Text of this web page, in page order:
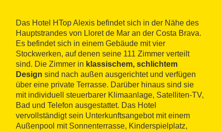
Das Hotel HTop Alexis befindet sich in der Nähe des
Hauptstrandes von Lloret de Mar an der Costa Brava.
Es befindet sich in einem Gebäude mit vier
Stockwerken, auf denen seine 111 Zimmer verteilt
sind. Die Zimmer in klassischem, schlichtem
Design sind nach außen ausgerichtet und verfügen
über eine private Terrasse. Darüber hinaus sind sie
mit individuell steuerbarer Klimaanlage, Satelliten-TV,
Bad und Telefon ausgestattet. Das Hotel
vervollständigt sein Unterkunftsangebot mit einem
Außenpool mit Sonnenterrasse, Kinderspielplatz,